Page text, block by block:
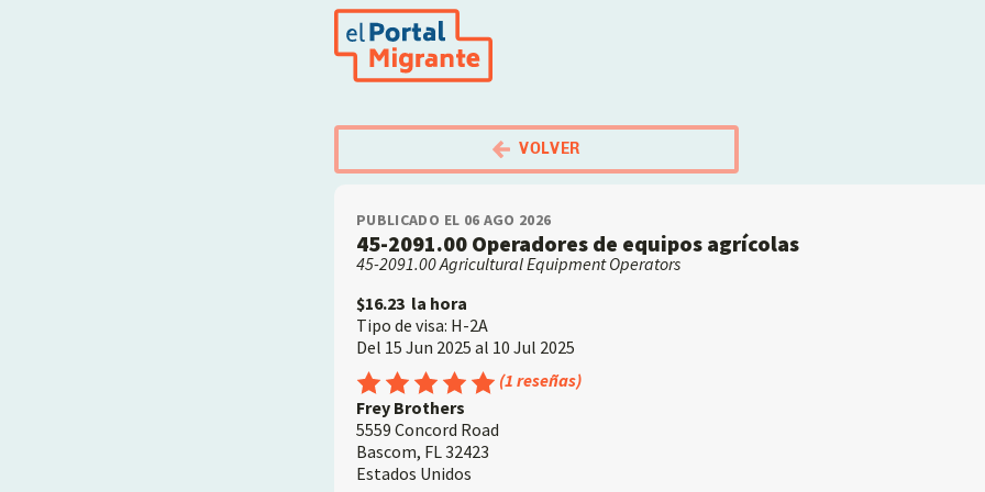
VOLVER
PUBLICADO EL 06 AGO 2026
45-2091.00 Operadores de equipos agrícolas
45-2091.00 Agricultural Equipment Operators
$16.23 la hora
Tipo de visa: H-2A
Del 15 Jun 2025 al 10 Jul 2025
Employer Índice de audiencia: 5 de cada cinco
(1 reseñas)
Frey Brothers
5559 Concord Road
Bascom, FL 32423
Estados Unidos